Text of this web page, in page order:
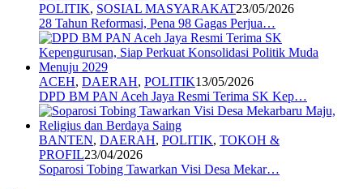
POLITIK, SOSIAL MASYARAKAT23/05/2026
28 Tahun Reformasi, Pena 98 Gagas Perjua…
ACEH, DAERAH, POLITIK13/05/2026
DPD BM PAN Aceh Jaya Resmi Terima SK Kep…
BANTEN, DAERAH, POLITIK, TOKOH &
PROFIL23/04/2026
Soparosi Tobing Tawarkan Visi Desa Mekar…